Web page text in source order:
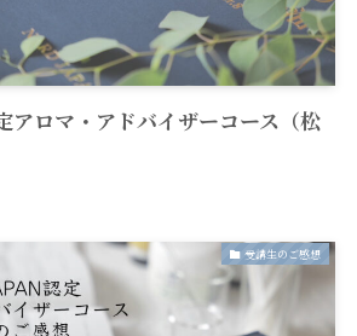
アロマ・アドバイザーコース（松
受講生のご感想